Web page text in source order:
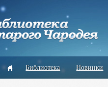
Библиотека Новинки